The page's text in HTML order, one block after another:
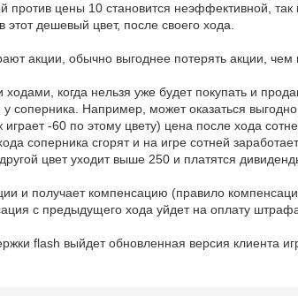
цены 10 становится неэффективной, так
дешевый цвет, после своего хода.
акции, обычно выгоднее потерять акции, чем
когда нельзя уже будет покупать и
соперника. Например, может оказаться
-60 по этому цвету) цена после хода
соперника сгорят и на игре сотней заработает
цвет уходит выше 250 и платятся
и получает компенсацию (правило
с предыдущего хода уйдет на оплату
flash выйдет обновленная версия клиента